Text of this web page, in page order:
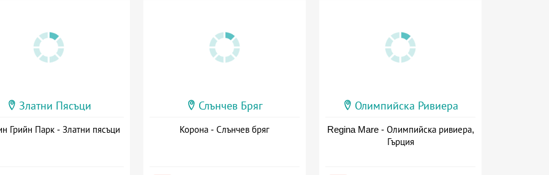
Златни Пясъци
Грийн Парк - Златни пясъци
Слънчев Бряг
Корона - Слънчев бряг
Олимпийска Ривиера
Regina Mare - Олимпийска ривиера,
Гърция